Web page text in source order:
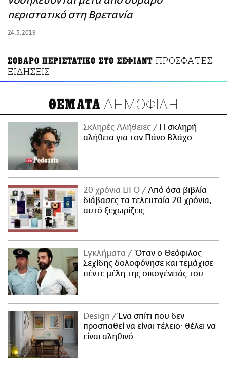
ΑΜΠΑ
περιστατικό στη Βρετανία
24.5.2019
ΣΟΒΑΡΟ ΠΕΡΙΣΤΑΤΙΚΟ ΣΤΟ ΣΕΦΙΛΝΤ ΠΡΟΣΦΑΤΕΣ
ΕΙΔΗΣΕΙΣ
ΘΕΜΑΤΑ ΔΗΜΟΦΙΛΗ
Σκληρές Αλήθειες
H σκληρή
αλήθεια για τον Πάνο Βλάχο
20 χρόνια LiFO
Από όσα βιβλία
διάβασες τα τελευταία 20 χρόνια,
αυτό ξεχωρίζεις
Εγκλήματα
Όταν ο Θεόφιλος
Σεχίδης δολοφόνησε και τεμάχισε
πέντε μέλη της οικογένειάς του
Design
Ένα σπίτι που δεν
προσπαθεί να είναι τέλειο· θέλει να
είναι αληθινό